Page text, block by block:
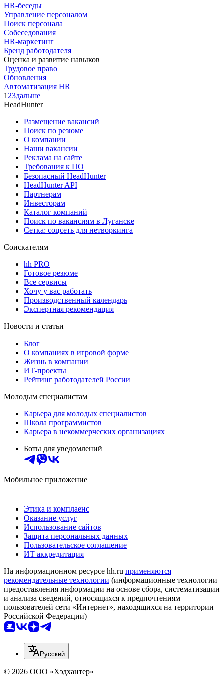
HR-беседы
Управление персоналом
Поиск персонала
Собеседования
HR-маркетинг
Бренд работодателя
Оценка и развитие навыков
Трудовое право
Обновления
Автоматизация HR
1 23дальше
HeadHunter
Размещение вакансий
Поиск по резюме
О компании
Наши вакансии
Реклама на сайте
Требования к ПО
Безопасный HeadHunter
HeadHunter API
Партнерам
Инвесторам
Каталог компаний
Поиск по вакансиям в Луганске
Сетка: соцсеть для нетворкинга
Соискателям
hh PRO
Готовое резюме
Все сервисы
Хочу у вас работать
Производственный календарь
Экспертная рекомендация
Новости и статьи
Блог
О компаниях в игровой форме
Жизнь в компании
ИТ-проекты
Рейтинг работодателей России
Молодым специалистам
Карьера для молодых специалистов
Школа программистов
Карьера в некоммерческих организациях
Боты для уведомлений
Мобильное приложение
Этика и комплаенс
Оказание услуг
Использование сайтов
Защита персональных данных
Пользовательское соглашение
ИТ аккредитация
На информационном ресурсе hh.ru применяются
рекомендательные технологии (информационные технологии
предоставления информации на основе сбора, систематизации
и анализа сведений, относящихся к предпочтениям
пользователей сети «Интернет», находящихся на территории
Российской Федерации)
Русский
© 2026 ООО «Хэдхантер»